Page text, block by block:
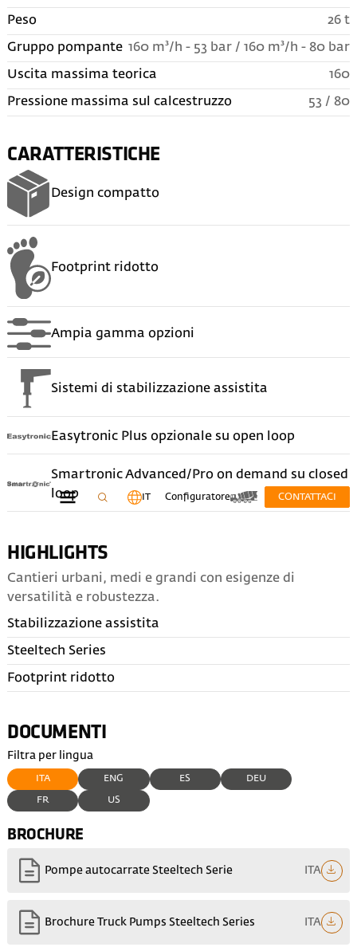
IT Configuratore CONTATTACI
Peso
26 t
Gruppo pompante 160 m³/h - 53 bar / 160 m³/h - 80 bar
Uscita massima teorica
160
Pressione massima sul calcestruzzo
53 / 80
CARATTERISTICHE
Design compatto
Footprint ridotto
Ampia gamma opzioni
Sistemi di stabilizzazione assistita
Easytronic Plus opzionale su open loop
Smartronic Advanced/Pro on demand su closed
loop
HIGHLIGHTS
Cantieri urbani, medi e grandi con esigenze di
versatilità e robustezza.
Stabilizzazione assistita
Steeltech Series
Footprint ridotto
DOCUMENTI
Filtra per lingua
ITA ENG ES DEU
FR US
BROCHURE
Pompe autocarrate Steeltech Serie ITA
Brochure Truck Pumps Steeltech Series ITA